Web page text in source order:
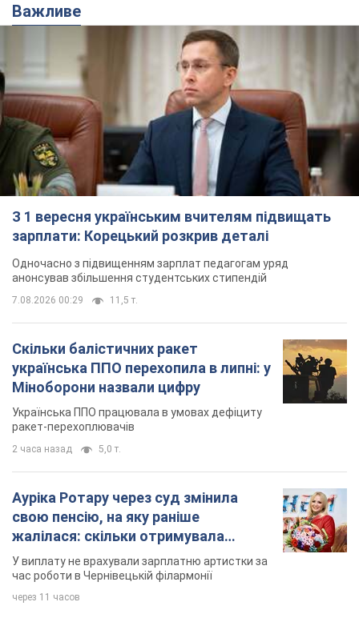
Важливе
З 1 вересня українським вчителям підвищать
зарплати: Корецький розкрив деталі
Одночасно з підвищенням зарплат педагогам уряд
анонсував збільшення студентських стипендій
7.08.2026 00:29 11,5 т.
Скільки балістичних ракет
українська ППО перехопила в липні: у
Міноборони назвали цифру
Українська ППО працювала в умовах дефіциту
ракет-перехоплювачів
2 часа назад 5,0 т.
Ауріка Ротару через суд змінила
свою пенсію, на яку раніше
жалілася: скільки отримувала
співачка
У виплату не врахували зарплатню артистки за
час роботи в Чернівецькій філармонії
через 11 часов